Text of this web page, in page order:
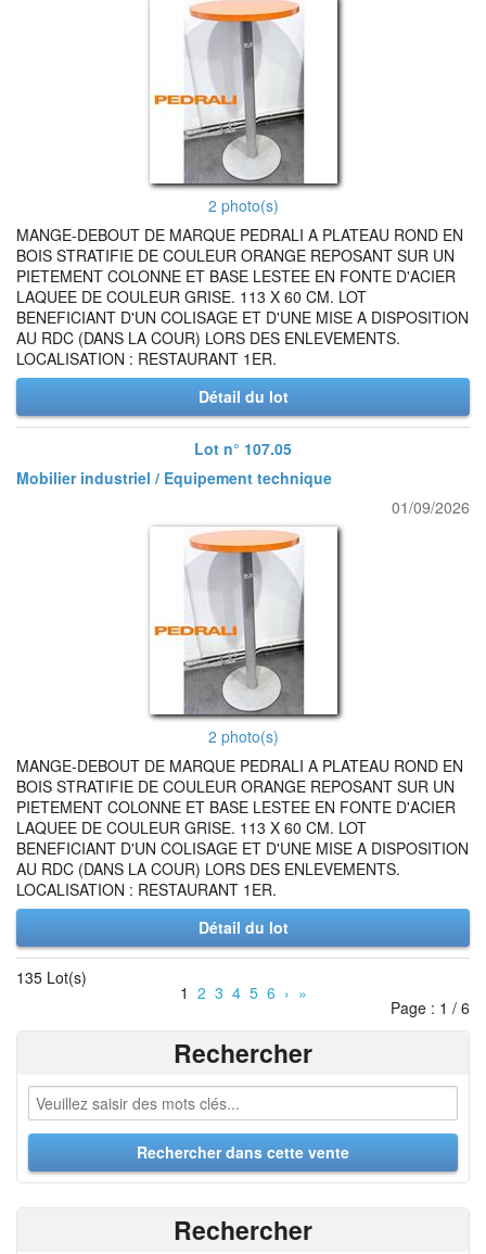
2 photo(s)
MANGE-DEBOUT DE MARQUE PEDRALI A PLATEAU ROND EN
BOIS STRATIFIE DE COULEUR ORANGE REPOSANT SUR UN
PIETEMENT COLONNE ET BASE LESTEE EN FONTE D'ACIER
LAQUEE DE COULEUR GRISE. 113 X 60 CM. LOT
BENEFICIANT D'UN COLISAGE ET D'UNE MISE A DISPOSITION
AU RDC (DANS LA COUR) LORS DES ENLEVEMENTS.
LOCALISATION : RESTAURANT 1ER.
Détail du lot
Lot n° 107.05
Mobilier industriel / Equipement technique
01/09/2026
2 photo(s)
MANGE-DEBOUT DE MARQUE PEDRALI A PLATEAU ROND EN
BOIS STRATIFIE DE COULEUR ORANGE REPOSANT SUR UN
PIETEMENT COLONNE ET BASE LESTEE EN FONTE D'ACIER
LAQUEE DE COULEUR GRISE. 113 X 60 CM. LOT
BENEFICIANT D'UN COLISAGE ET D'UNE MISE A DISPOSITION
AU RDC (DANS LA COUR) LORS DES ENLEVEMENTS.
LOCALISATION : RESTAURANT 1ER.
Détail du lot
135 Lot(s)
1 2 3 4 5 6 › »
Page : 1 / 6
Rechercher
Rechercher